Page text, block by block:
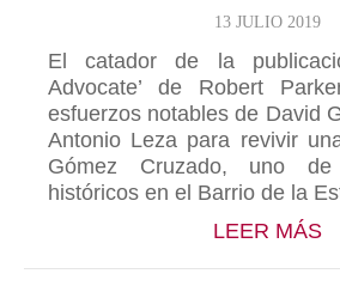
13 JULIO 2019
El catador de la
Advocate’ de Robert
esfuerzos notables de David
Antonio Leza para revivir
Gómez Cruzado, uno
históricos en el Barrio de la
LEER MÁS